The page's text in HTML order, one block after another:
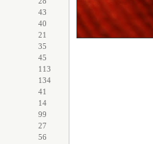
43
40
21
35
45
113
134
41
14
99
27
56